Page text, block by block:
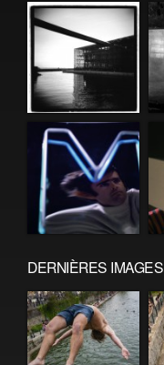
DERNIÈRES IMAGES